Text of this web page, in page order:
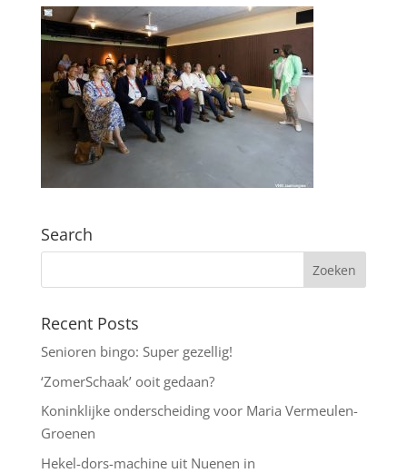
Search
Recent Posts
Senioren bingo: Super gezellig!
‘ZomerSchaak’ ooit gedaan?
Koninklijke onderscheiding voor Maria Vermeulen-
Groenen
Hekel-dors-machine uit Nuenen in